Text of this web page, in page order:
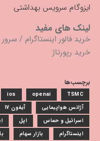
ایزوگام سرویس بهداشتی
لینک های مفید
خرید فالور اینستاگرام /
خرید رپورتاژ
برچسب‌ها
ios openai TSMC
آژانس هواپیمایی
آیفون 17
اسرائیل و حماس
اپل
اینستاگرام
بازار سهام